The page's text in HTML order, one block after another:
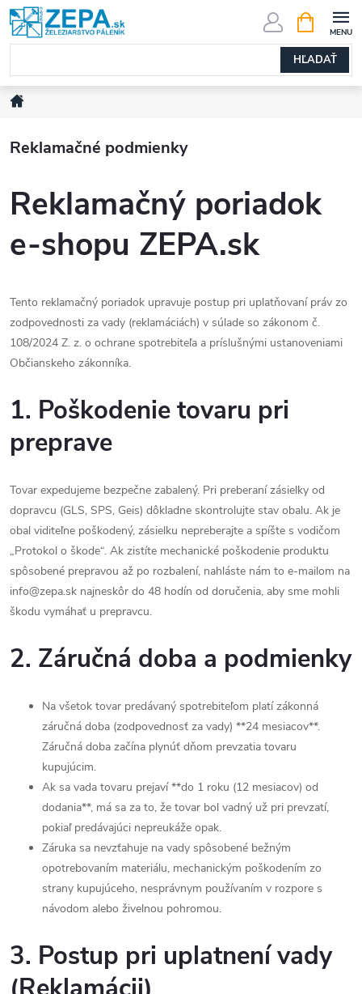
Prejsť
na
obsah
HĽADAŤ
KOŠÍK
Reklamačné podmienky
Reklamačný poriadok
e-shopu ZEPA.sk
Tento reklamačný poriadok upravuje postup pri uplatňovaní práv zo
zodpovednosti za vady (reklamáciách) v súlade so zákonom č.
108/2024 Z. z. o ochrane spotrebiteľa a príslušnými ustanoveniami
Občianskeho zákonníka.
1. Poškodenie tovaru pri
preprave
Tovar expedujeme bezpečne zabalený. Pri preberaní zásielky od
dopravcu (GLS, SPS, Geis) dôkladne skontrolujte stav obalu. Ak je
obal viditeľne poškodený, zásielku nepreberajte a spíšte s vodičom
„Protokol o škode“. Ak zistíte mechanické poškodenie produktu
spôsobené prepravou až po rozbalení, nahláste nám to e-mailom na
info@zepa.sk najneskôr do 48 hodín od doručenia, aby sme mohli
škodu vymáhať u prepravcu.
2. Záručná doba a podmienky
Na všetok tovar predávaný spotrebiteľom platí zákonná
záručná doba (zodpovednosť za vady) **24 mesiacov**.
Záručná doba začína plynúť dňom prevzatia tovaru
kupujúcim.
Ak sa vada tovaru prejaví **do 1 roku (12 mesiacov) od
dodania**, má sa za to, že tovar bol vadný už pri prevzatí,
pokiaľ predávajúci nepreukáže opak.
Záruka sa nevzťahuje na vady spôsobené bežným
opotrebovaním materiálu, mechanickým poškodením zo
strany kupujúceho, nesprávnym používaním v rozpore s
návodom alebo živelnou pohromou.
3. Postup pri uplatnení vady